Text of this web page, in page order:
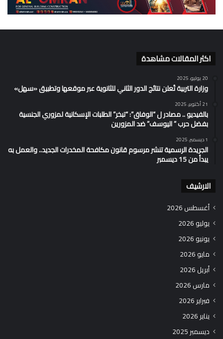
اكثر المقالات مشاهدة
20 يوليو، 2025
وزارة التربية تُعلن نتائج الدور الثاني للثانوية عبر موقعها وتطبيق «سهل»
21 أكتوبر، 2025
بالفيديو .. مصادر ل “الوفاق”: “تبخر” الطلبات الإسكانية لمزوري الجنسية
بفضل حرب ” اليوسف” ضد المزورين
1 ديسمبر، 2025
الجريدة الرسمية تنشر مرسوم قانون مكافحة المخدرات الجديد.. والعمل به
يبدأ من 15 ديسمبر
الارشيف
أغسطس 2026
يوليو 2026
يونيو 2026
مايو 2026
أبريل 2026
مارس 2026
فبراير 2026
يناير 2026
ديسمبر 2025